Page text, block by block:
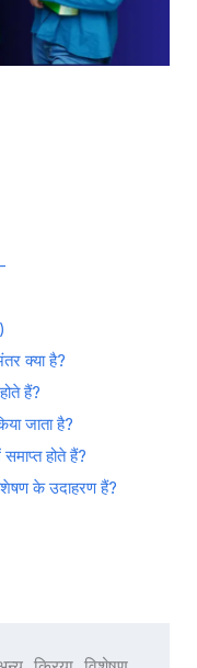
क्या है?
हैं?
जाता है?
होते हैं?
के उदाहरण हैं?